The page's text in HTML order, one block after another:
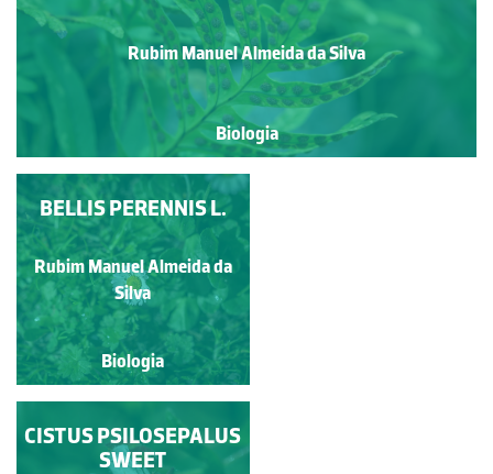
Rubim Manuel Almeida da Silva
Biologia
ALLIUM TRIQUETRUM
L.
Rubim Manuel Almeida da
Silva
Biologia
BELLIS PERENNIS L.
Rubim Manuel Almeida da
Silva
Biologia
CALYSTEGIA SEPIUM
(L.) R. BR.
CISTUS PSILOSEPALUS
SWEET